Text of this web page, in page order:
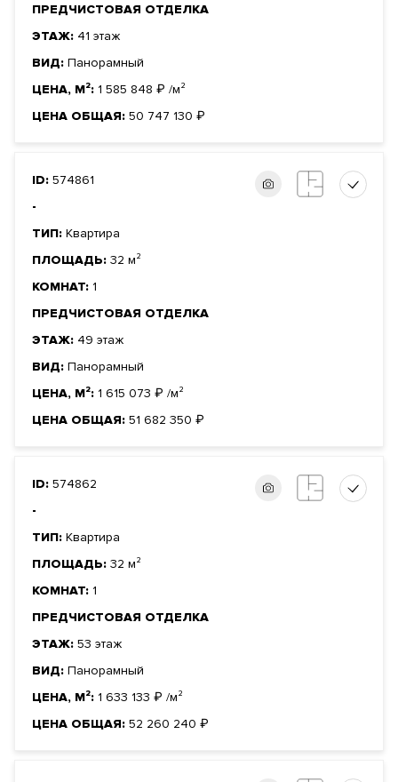
ПРЕДЧИСТОВАЯ ОТДЕЛКА
ЭТАЖ: 41 этаж
ВИД: Панорамный
ЦЕНА, М²: 1 585 848 ₽ /м²
ЦЕНА ОБЩАЯ: 50 747 130 ₽
ID: 574861
-
ТИП: Квартира
ПЛОЩАДЬ: 32 м²
КОМНАТ: 1
ПРЕДЧИСТОВАЯ ОТДЕЛКА
ЭТАЖ: 49 этаж
ВИД: Панорамный
ЦЕНА, М²: 1 615 073 ₽ /м²
ЦЕНА ОБЩАЯ: 51 682 350 ₽
ID: 574862
-
ТИП: Квартира
ПЛОЩАДЬ: 32 м²
КОМНАТ: 1
ПРЕДЧИСТОВАЯ ОТДЕЛКА
ЭТАЖ: 53 этаж
ВИД: Панорамный
ЦЕНА, М²: 1 633 133 ₽ /м²
ЦЕНА ОБЩАЯ: 52 260 240 ₽